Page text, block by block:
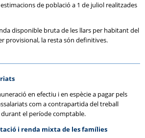
de població a 1 de juliol realitzades
disponible bruta de les llars per habitant del
provisional, la resta són definitives.
en efectiu i en espècie a pagar pels
com a contrapartida del treball
el període comptable.
i renda mixta de les famílies